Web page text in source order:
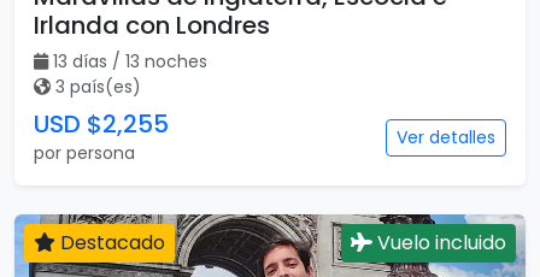
Irlanda con Londres
13 días / 13 noches
3 país(es)
USD $2,255
por persona
Ver detalles
Destacado Vuelo incluido